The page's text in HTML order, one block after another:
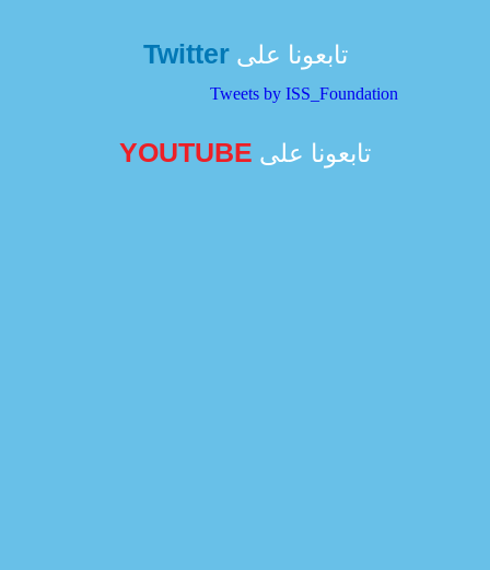
تابعونا علىTwitter
Tweets by ISS_Foundation
تابعونا على YOUTUBE